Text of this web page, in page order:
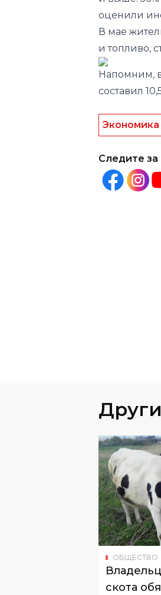
В мае
Самые
городе
оценили
В мае
ОБЩЕСТВО
скота